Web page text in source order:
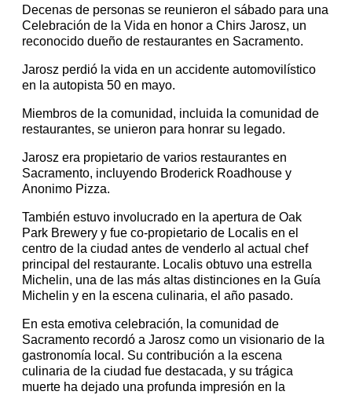
Decenas de personas se reunieron el sábado para una
Celebración de la Vida en honor a Chirs Jarosz, un
reconocido dueño de restaurantes en Sacramento.
Jarosz perdió la vida en un accidente automovilístico
en la autopista 50 en mayo.
Miembros de la comunidad, incluida la comunidad de
restaurantes, se unieron para honrar su legado.
Jarosz era propietario de varios restaurantes en
Sacramento, incluyendo Broderick Roadhouse y
Anonimo Pizza.
También estuvo involucrado en la apertura de Oak
Park Brewery y fue co-propietario de Localis en el
centro de la ciudad antes de venderlo al actual chef
principal del restaurante. Localis obtuvo una estrella
Michelin, una de las más altas distinciones en la Guía
Michelin y en la escena culinaria, el año pasado.
En esta emotiva celebración, la comunidad de
Sacramento recordó a Jarosz como un visionario de la
gastronomía local. Su contribución a la escena
culinaria de la ciudad fue destacada, y su trágica
muerte ha dejado una profunda impresión en la